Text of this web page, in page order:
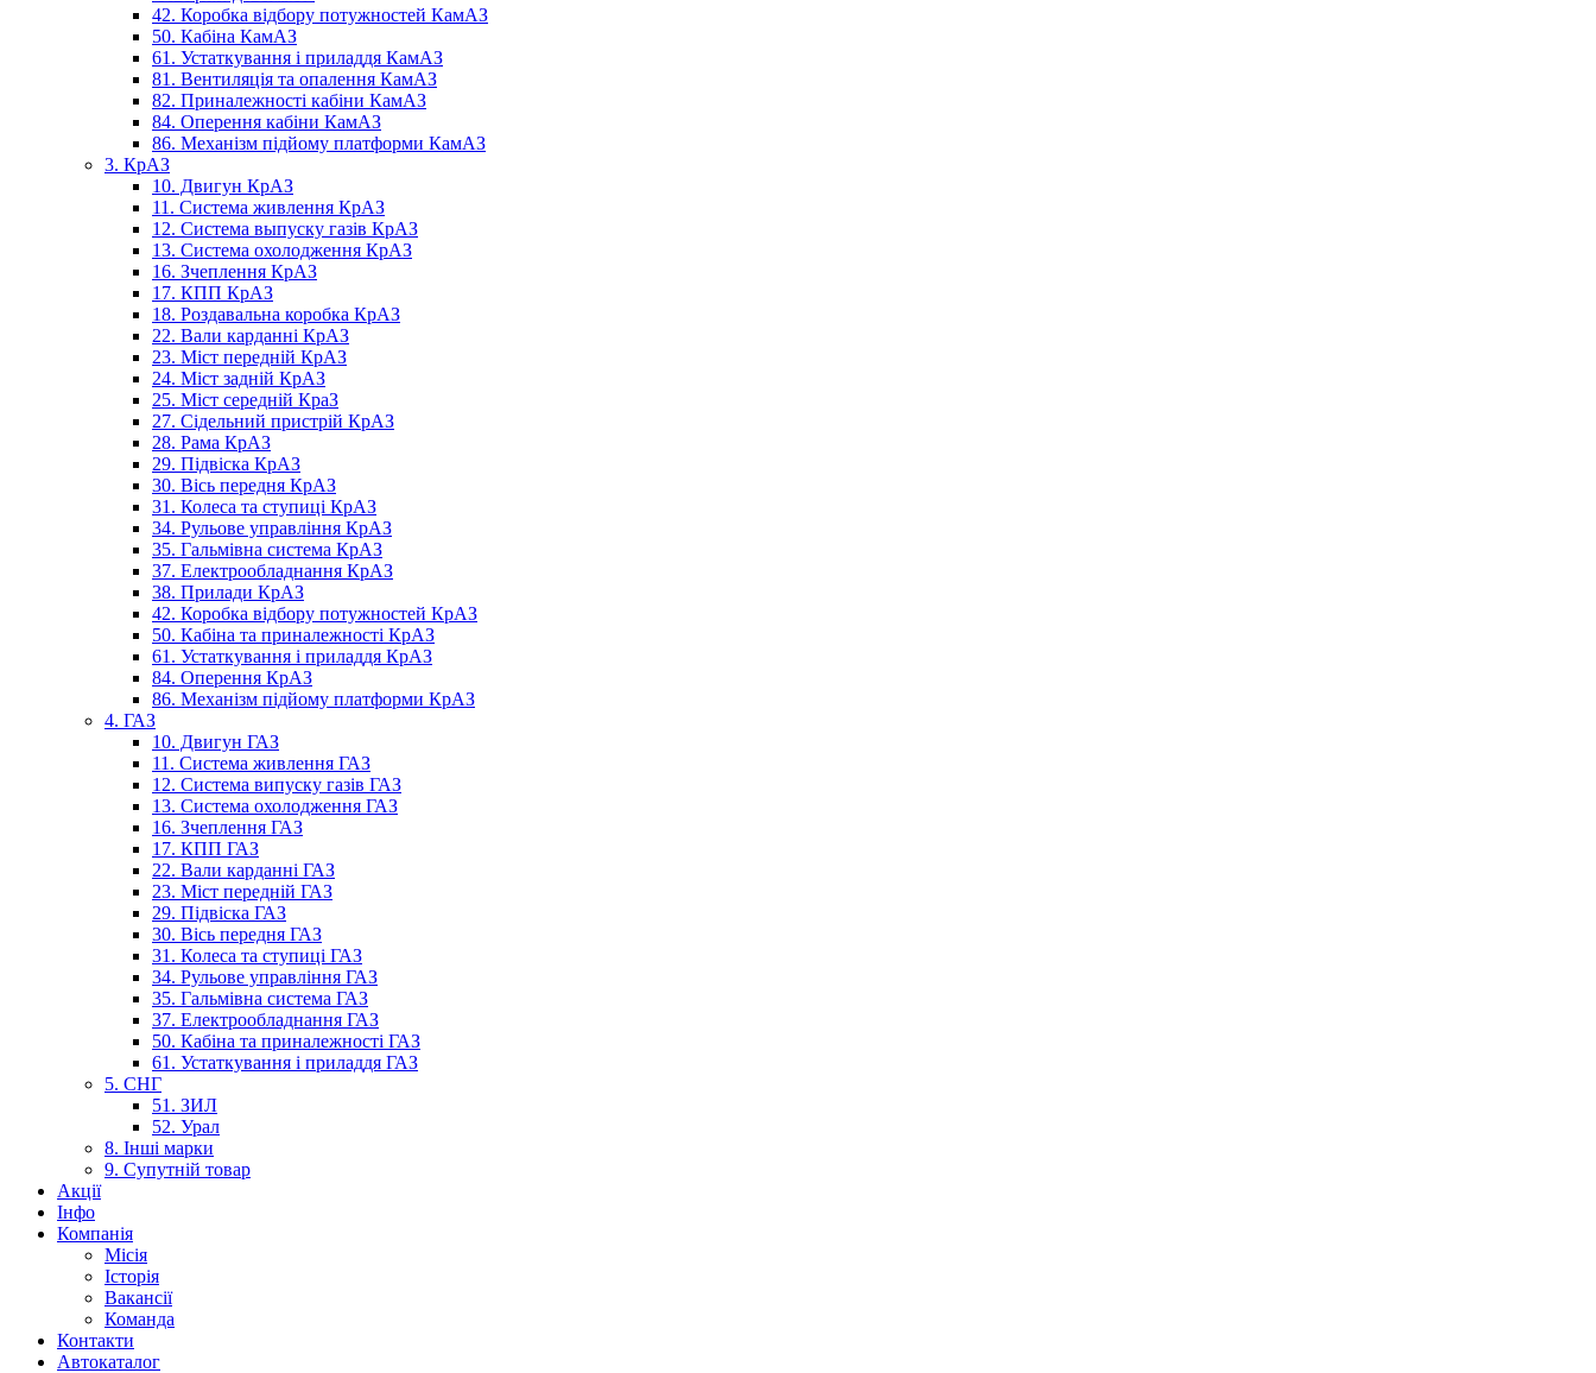
42. Коробка відбору потужностей КамАЗ
50. Кабіна КамАЗ
61. Устаткування і приладдя КамАЗ
81. Вентиляція та опалення КамАЗ
82. Приналежності кабіни КамАЗ
84. Оперення кабіни КамАЗ
86. Механізм підйому платформи КамАЗ
3. КрАЗ
10. Двигун КрАЗ
11. Система живлення КрАЗ
12. Система выпуску газів КрАЗ
13. Система охолодження КрАЗ
16. Зчеплення КрАЗ
17. КПП КрАЗ
18. Роздавальна коробка КрАЗ
22. Вали карданні КрАЗ
23. Міст передній КрАЗ
24. Міст задній КрАЗ
25. Міст середній КраЗ
27. Сідельний пристрій КрАЗ
28. Рама КрАЗ
29. Підвіска КрАЗ
30. Вісь передня КрАЗ
31. Колеса та ступиці КрАЗ
34. Рульове управління КрАЗ
35. Гальмівна система КрАЗ
37. Електрообладнання КрАЗ
38. Прилади КрАЗ
42. Коробка відбору потужностей КрАЗ
50. Кабіна та приналежності КрАЗ
61. Устаткування і приладдя КрАЗ
84. Оперення КрАЗ
86. Механізм підйому платформи КрАЗ
4. ГАЗ
10. Двигун ГАЗ
11. Система живлення ГАЗ
12. Система випуску газів ГАЗ
13. Система охолодження ГАЗ
16. Зчеплення ГАЗ
17. КПП ГАЗ
22. Вали карданні ГАЗ
23. Міст передній ГАЗ
29. Підвіска ГАЗ
30. Вісь передня ГАЗ
31. Колеса та ступиці ГАЗ
34. Рульове управління ГАЗ
35. Гальмівна система ГАЗ
37. Електрообладнання ГАЗ
50. Кабіна та приналежності ГАЗ
61. Устаткування і приладдя ГАЗ
5. СНГ
51. ЗИЛ
52. Урал
8. Інші марки
9. Супутній товар
Акції
Інфо
Компанія
Місія
Історія
Вакансії
Команда
Контакти
Автокаталог